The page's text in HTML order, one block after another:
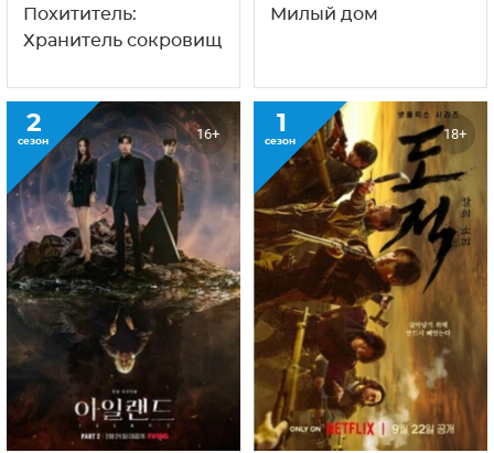
Похититель:
Хранитель сокровищ
Милый дом
2
сезон 16+ 1
сезон 18+